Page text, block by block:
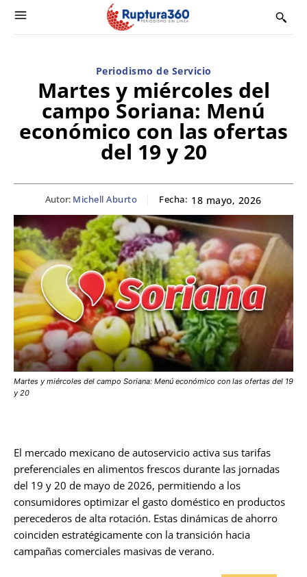
Periodismo de Servicio
Martes y miércoles del
campo Soriana: Menú
económico con las ofertas
del 19 y 20
Autor: Michell Aburto Fecha: 18 mayo, 2026
Martes y miércoles del campo Soriana: Menú económico con las ofertas del 19
y 20
El mercado mexicano de autoservicio activa sus tarifas
preferenciales en alimentos frescos durante las jornadas
del 19 y 20 de mayo de 2026, permitiendo a los
consumidores optimizar el gasto doméstico en productos
perecederos de alta rotación. Estas dinámicas de ahorro
coinciden estratégicamente con la transición hacia
campañas comerciales masivas de verano.